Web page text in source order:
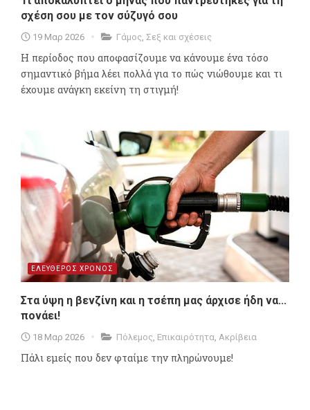
σχέση σου με τον σύζυγό σου
19 Μαρ 2026 Γάμος, Σεξ και σχέσεις
Η περίοδος που αποφασίζουμε να κάνουμε ένα τόσο
σημαντικό βήμα λέει πολλά για το πώς νιώθουμε και τι
έχουμε ανάγκη εκείνη τη στιγμή!
ΕΛΕΥΘΕΡΟΣ ΧΡΟΝΟΣ
Στα ύψη η βενζίνη και η τσέπη μας άρχισε ήδη να...
πονάει!
18 Μαρ 2026 Πόλεμος Επικαιρότητα Ακρίβεια
Πάλι εμείς που δεν φταίμε την πληρώνουμε!